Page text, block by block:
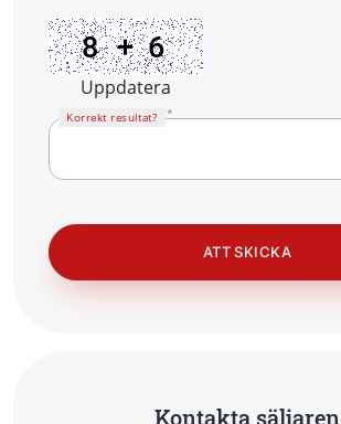
Uppdatera
Korrekt resultat?
Kontakta säljaren